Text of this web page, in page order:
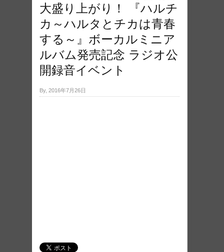
大盛り上がり！ 『ハルチ
カ～ハルタとチカは青春
する～』ボーカルミニア
ルバム発売記念 ラジオ公
開録音イベント
By, 2016年7月26日